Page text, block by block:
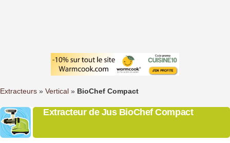
Extracteurs » Vertical » BioChef Compact
Extracteur de Jus BioChef Compact